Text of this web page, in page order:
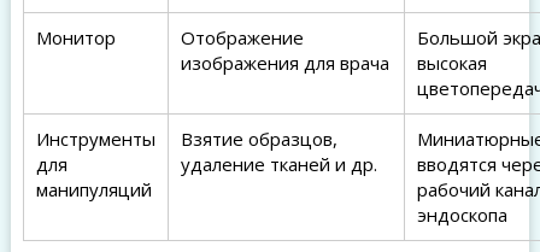
Монитор
Отображение
изображения для врача
Большой
высокая
Инструменты
для
манипуляций
Взятие образцов,
удаление тканей и др.
вводятся
рабочий
эндоскопа